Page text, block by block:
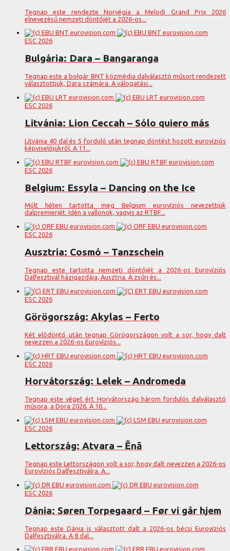
Tegnap este rendezte Norvégia a Melodi Grand Prix 2026
elnevezésű nemzeti döntőjét a 2026-os...
ESC 2026
Bulgária: Dara – Bangaranga
Tegnap este a bolgár BNT közmédia dalválasztó műsort rendezett
választottjuk, Dara számára. A válogatási...
ESC 2026
Litvánia: Lion Ceccah – Sólo quiero más
Litvánia 40 dal és 5 forduló után tegnap döntést hozott eurovíziós
képviselőjükről. A 11...
ESC 2026
Belgium: Essyla – Dancing on the Ice
Múlt héten tartotta meg Belgium eurovíziós nevezettjük
dalpremierjét. Idén a vallonok, vagyis az RTBF...
ESC 2026
Ausztria: Cosmó – Tanzschein
Tegnap este tartotta nemzeti döntőjét a 2026-os Eurovíziós
Dalfesztivál házigazdája, Ausztria. A zsűri és...
ESC 2026
Görögország: Akylas – Ferto
Két elődöntő után tegnap Görögországon volt a sor, hogy dalt
nevezzen a 2026-os Eurovíziós...
ESC 2026
Horvátország: Lelek – Andromeda
Tegnap este véget ért Horvátország három fordulós dalválasztó
műsora, a Dora 2026. A 16...
ESC 2026
Lettország: Atvara – Ēnā
Tegnap este Lettországon volt a sor, hogy dalt nevezzen a 2026-os
Eurovíziós Dalfesztiválra. A...
ESC 2026
Dánia: Søren Torpegaard – Før vi går hjem
Tegnap este Dánia is választott dalt a 2026-os bécsi Eurovíziós
Dalfesztiválra. A 8 dal...